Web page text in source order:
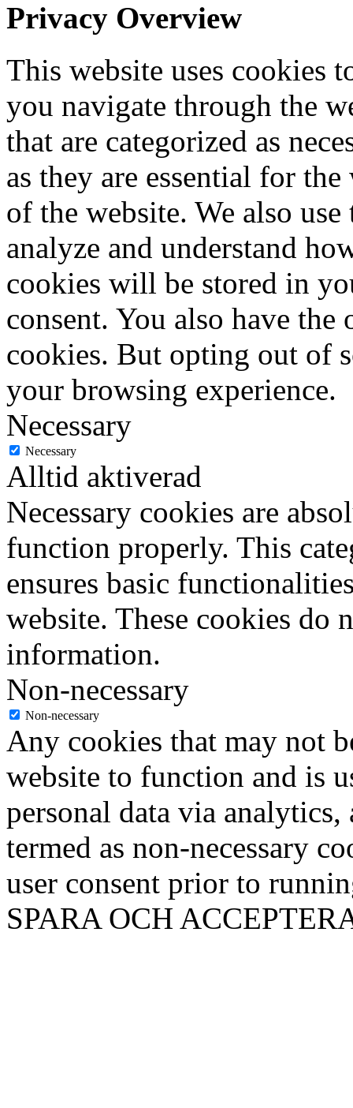
Privacy Overview
This website uses cookies
you navigate through the
that are categorized as
as they are essential for
of the website. We also
analyze and understand
cookies will be stored in
consent. You also have
cookies. But opting out of
your browsing experience.
Necessary
Necessary
Alltid aktiverad
Necessary cookies are
function properly. This
ensures basic
website. These cookies do
information.
Non-necessary
Non-necessary
Any cookies that may not
website to function and is
personal data via analytics,
termed as non-necessary
user consent prior to
SPARA OCH